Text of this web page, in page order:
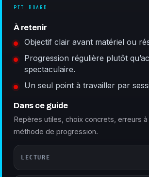
PIT BOARD
À retenir
Objectif clair avant matériel ou
Progression régulière plutôt
spectaculaire.
Un seul point à travailler par
Dans ce guide
Repères utiles, choix concrets, erreurs
méthode de progression.
LECTURE